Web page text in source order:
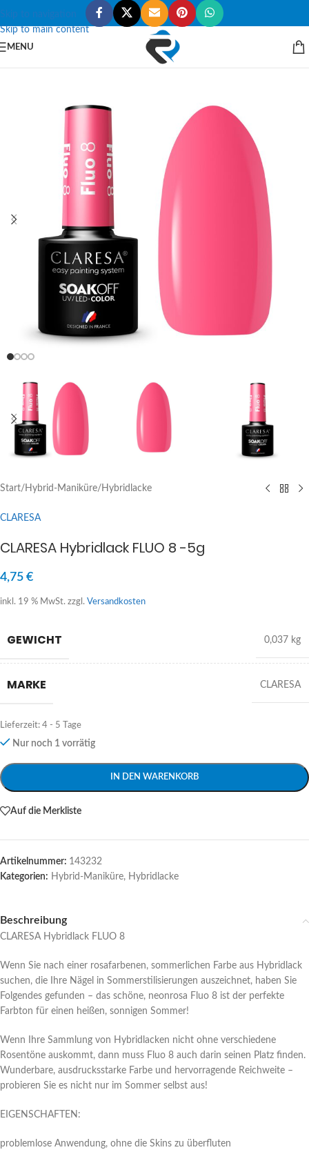
Skip to navigation
Skip to main content
MENU
Start/ Hybrid-Maniküre/ Hybridlacke
CLARESA
CLARESA Hybridlack FLUO 8 -5g
4,75 €
inkl. 19 % MwSt. zzgl. Versandkosten
GEWICHT 0,037 kg
MARKE CLARESA
Lieferzeit: 4 - 5 Tage
Nur noch 1 vorrätig
IN DEN WARENKORB
Alternative:
Auf die Merkliste
Artikelnummer: 143232
Kategorien: Hybrid-Maniküre, Hybridlacke
Beschreibung
CLARESA Hybridlack FLUO 8
Wenn Sie nach einer rosafarbenen, sommerlichen Farbe aus Hybridlack
suchen, die Ihre Nägel in Sommerstilisierungen auszeichnet, haben Sie
Folgendes gefunden – das schöne, neonrosa Fluo 8 ist der perfekte
Farbton für einen heißen, sonnigen Sommer!
Wenn Ihre Sammlung von Hybridlacken nicht ohne verschiedene
Rosentöne auskommt, dann muss Fluo 8 auch darin seinen Platz finden.
Wunderbare, ausdrucksstarke Farbe und hervorragende Reichweite –
probieren Sie es nicht nur im Sommer selbst aus!
EIGENSCHAFTEN:
problemlose Anwendung, ohne die Skins zu überfluten